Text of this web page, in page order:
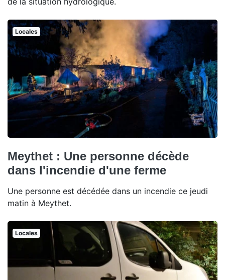
Locales
Meythet : Une personne décède
dans l'incendie d'une ferme
Une personne est décédée dans un incendie ce jeudi
matin à Meythet.
Locales